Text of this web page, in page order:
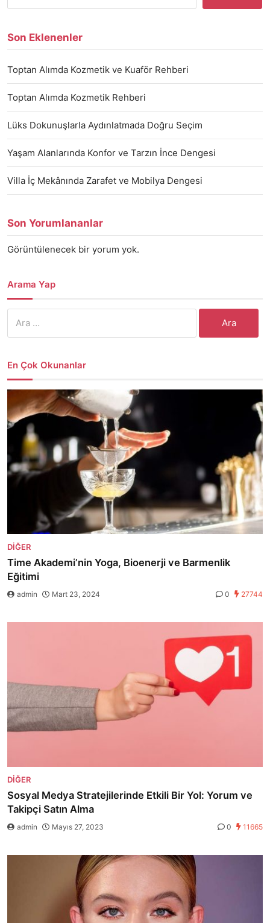
Son Eklenenler
Toptan Alımda Kozmetik ve Kuaför Rehberi
Toptan Alımda Kozmetik Rehberi
Lüks Dokunuşlarla Aydınlatmada Doğru Seçim
Yaşam Alanlarında Konfor ve Tarzın İnce Dengesi
Villa İç Mekânında Zarafet ve Mobilya Dengesi
Son Yorumlananlar
Görüntülenecek bir yorum yok.
Arama Yap
En Çok Okunanlar
DIĞER
Time Akademi’nin Yoga, Bioenerji ve Barmenlik
Eğitimi
admin Mart 23, 2024 0 27744
DIĞER
Sosyal Medya Stratejilerinde Etkili Bir Yol: Yorum ve
Takipçi Satın Alma
admin Mayıs 27, 2023 0 11665